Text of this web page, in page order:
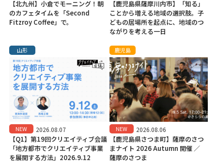
【北九州】小倉でモーニング！朝
のカフェタイムを「Second
Fitzroy Coffee」で。
【鹿児島県薩摩川内市】「知る」
ことから増える地域の選択肢。子
どもの居場所を起点に、地域のつ
ながりを考える一日
山形
NEW 2026.08.07
【Q1】第19回クリエイティブ会議
「地方都市でクリエイティブ事業
を展開する方法」2026.9.12
鹿児島
NEW 2026.08.06
【鹿児島県さつま町】薩摩のさつ
まナイト 2026 Autumn 開催 ／
薩摩のさつま